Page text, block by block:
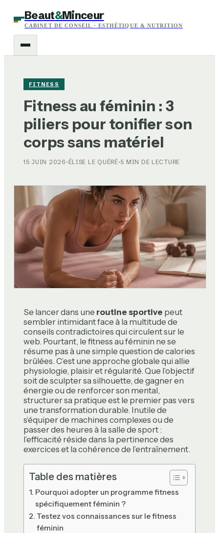
Beaut&Minceur
CABINET DE CONSEIL · ESTHÉTIQUE & NUTRITION
FITNESS
Fitness au féminin : 3
piliers pour tonifier son
corps sans matériel
15 JUIN 2026 · ÉLISE LE QUÉRÉ·5 MIN DE LECTURE
Se lancer dans une routine sportive peut
sembler intimidant face à la multitude de
conseils contradictoires qui circulent sur le
web. Pourtant, le fitness au féminin ne se
résume pas à une simple question de calories
brûlées. C’est une approche globale qui allie
physiologie, plaisir et régularité. Que l’objectif
soit de sculpter sa silhouette, de gagner en
énergie ou de renforcer son mental,
structurer sa pratique est le premier pas vers
une transformation durable. Inutile de
s’équiper de machines complexes ou de
passer des heures à la salle de sport :
l’efficacité réside dans la pertinence des
exercices et la cohérence de l’entraînement.
Table des matières
Pourquoi adopter un programme fitness
spécifiquement féminin ?
Testez vos connaissances sur le fitness
féminin